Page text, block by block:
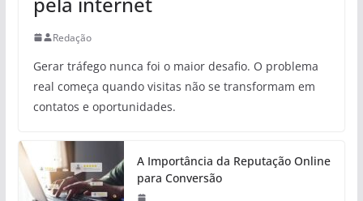
Redação
Gerar tráfego nunca foi o maior desafio. O problema
real começa quando visitas não se transformam em
contatos e oportunidades.
A Importância da Reputação Online
para Conversão